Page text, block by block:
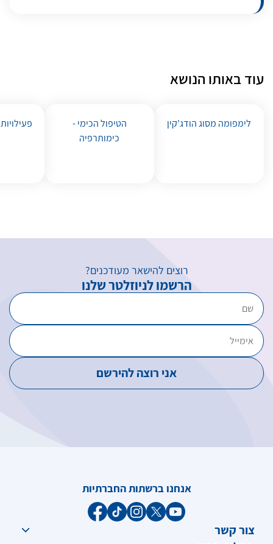
עוד באותו הנושא
לימפומה מסוג הודג'קין
הטיפול הכימי -
כימותרפיה
רוצים להישאר מעודכנים?
הרשמו לניוזלטר שלנו
צור קשר
אנחנו ברשתות החברתיות